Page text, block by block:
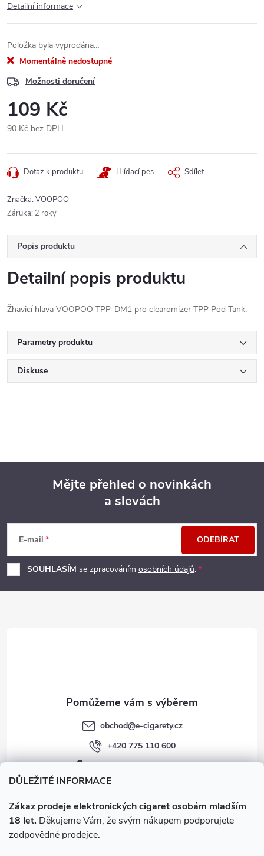
DŮLEŽITÉ INFORMACE
Zákaz prodeje elektronických cigaret osobám mladším
18 let. Děkujeme Vám, že svým nákupem podporujete
zodpovědné prodejce.
Detailní informace
Položka byla vyprodána…
Momentálně nedostupné
Možnosti doručení
109 Kč
90 Kč bez DPH
cena:
Dotaz k produktu Hlídací pes Sdílet
Značka:VOOPOO
Záruka: 2 roky
Popis produktu
Detailní popis produktu
Žhavicí hlava VOOPOO TPP-DM1 pro clearomizer TPP Pod Tank.
Parametry produktu
Diskuse
p
a
Mějte přehled o novinkách
a slevách
E-mail
SOUHLASÍM se zpracováním osobních údajů.
ODEBÍRAT
obchod@e-cigarety.cz
+420 775 110 600
facebook.com/e-cigarety.cz